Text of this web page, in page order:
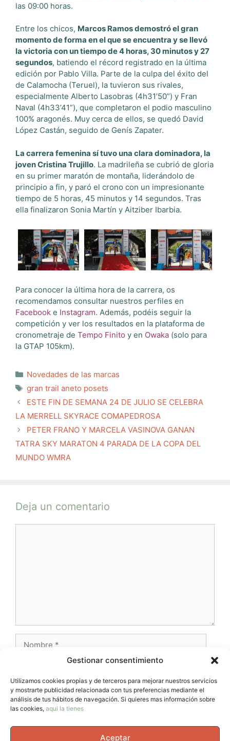
Gestionar consentimiento
Utilizamos cookies propias y de terceros para mejorar nuestros servicios
y mostrarte publicidad relacionada con tus preferencias mediante el
análisis de tus hábitos de navegación. Si quieres mas información sobre
las cookies, aqui la tienes
Aceptar
las 09:00 horas.
Entre los chicos, Marcos Ramos demostró el gran
momento de forma en el que se encuentra y se llevó
la victoria con un tiempo de 4 horas, 30 minutos y 27
segundos, batiendo el récord registrado en la última
edición por Pablo Villa. Parte de la culpa del éxito del
de Calamocha (Teruel), la tuvieron sus rivales,
especialmente Alberto Lasobras (4h31’50”) y Fran
Naval (4h33’41”), que completaron el podio masculino
100% aragonés. Muy cerca de ellos, se quedó David
López Castán, seguido de Genís Zapater.
La carrera femenina sí tuvo una clara dominadora, la
joven Cristina Trujillo. La madrileña se cubrió de gloria
en su primer maratón de montaña, liderándolo de
principio a fin, y paró el crono con un impresionante
tiempo de 5 horas, 45 minutos y 14 segundos. Tras
ella finalizaron Sonia Martín y Aitziber Ibarbia.
Para conocer la última hora de la carrera, os
recomendamos consultar nuestros perfiles en
Facebook e Instagram. Además, podéis seguir la
competición y ver los resultados en la plataforma de
cronometraje de Tempo Finito y en Owaka (solo para
la GTAP 105km).
Categorías
Novedades de las marcas
Etiquetas
gran trail aneto posets
ESTE FIN DE SEMANA 24 DE JULIO SE CELEBRA
LA MERRELL SKYRACE COMAPEDROSA
PETER FRANO Y MARCELA VASINOVA GANAN
TATRA SKY MARATON 4 PARADA DE LA COPA DEL
MUNDO WMRA
Deja un comentario
electrónico
Web